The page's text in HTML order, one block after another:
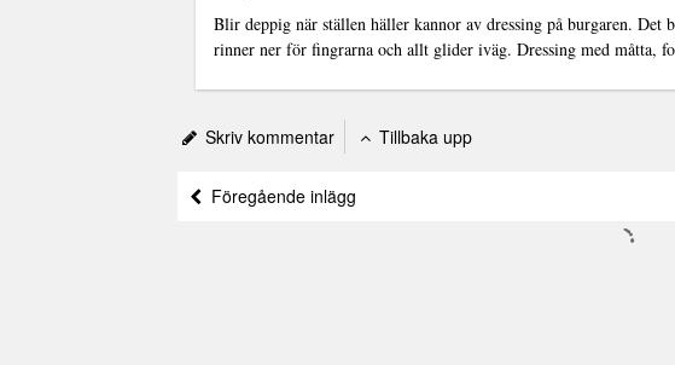
Blir deppig när ställen häller kannor av dressing på burgaren.
rinner ner för fingrarna och allt glider iväg. Dressing med måtta,
Skriv kommentar Tillbaka upp
Föregående inlägg